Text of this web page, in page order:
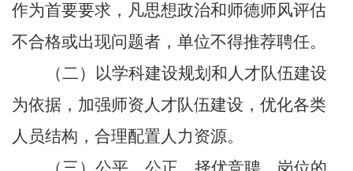
作为首要要求，凡思想政治和师德师风评估
不合格或出现问题者，单位不得推荐聘任。
（二）以学科建设规划和人才队伍建设
为依据，加强师资人才队伍建设，优化各类
人员结构，合理配置人力资源。